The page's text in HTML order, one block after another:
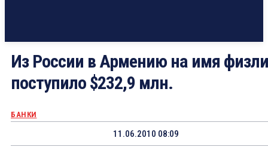
Из России в Армению на имя
поступило $232,9 млн.
БАНКИ
11.06.2010 08:09